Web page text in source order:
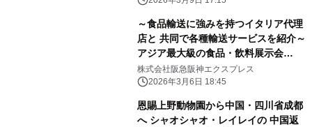
～食品輸送に強みを持つイタリア代理
店と 共同で各種輸送サービスを紹介～
アジア最大級の食品・飲料展示会
「FOODEX JAPAN 2026」に3年連続
出展
株式会社阪急阪神エクスプレス
2026年3月6日 18:45
恩賜上野動物園から中国・四川省成都
へ シャオシャオ・レイレイの 中国返